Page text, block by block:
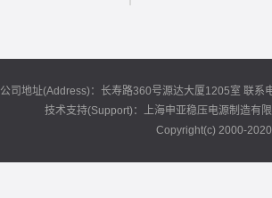
公司地址(Address)：长寿路360号源达大厦1205室 联
技术支持(Support)：上海申亚稳压电源制造有
Copyright(c) 2000-